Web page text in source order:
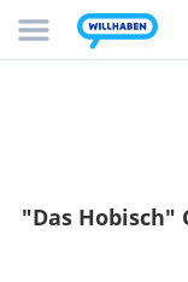
"Das Hobisch"